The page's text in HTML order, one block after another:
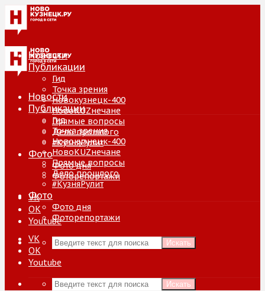
Новости
Публикации
Гид
Точка зрения
Новокузнецк-400
НовоKUZнечане
Прямые вопросы
Дело прошлого
#КузняРулит
Фото
Фото дня
Фоторепортажи
VK
ОК
Youtube
Искать
Новости
Публикации
Гид
Точка зрения
Новокузнецк-400
НовоKUZнечане
Прямые вопросы
Дело прошлого
#КузняРулит
Фото
Фото дня
Фоторепортажи
VK
ОК
Youtube
Искать